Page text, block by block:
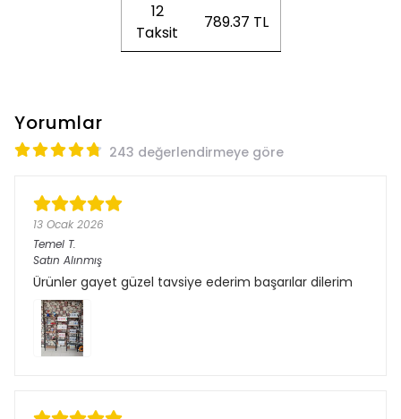
12
Taksit
789.37 TL
Yorumlar
243 değerlendirmeye göre
13 Ocak 2026
Temel T.
Satın Alınmış
Ürünler gayet güzel tavsiye ederim başarılar dilerim